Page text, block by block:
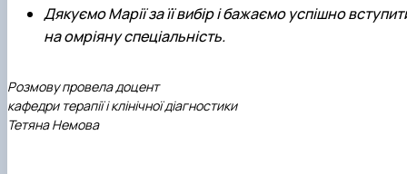
Дякуємо Марії за її вибір і бажаємо успішно
на омріяну спеціальність.
Розмову провела доцент
кафедри терапії і клінічної діагностики
Тетяна Немова